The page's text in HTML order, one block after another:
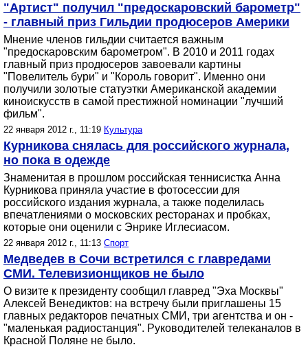
"Артист" получил "предоскаровский барометр"
- главный приз Гильдии продюсеров Америки
Мнение членов гильдии считается важным
"предоскаровским барометром". В 2010 и 2011 годах
главный приз продюсеров завоевали картины
"Повелитель бури" и "Король говорит". Именно они
получили золотые статуэтки Американской академии
киноискусств в самой престижной номинации "лучший
фильм".
22 января 2012 г., 11:19 Культура
Курникова снялась для российского журнала,
но пока в одежде
Знаменитая в прошлом российская теннисистка Анна
Курникова приняла участие в фотосессии для
российского издания журнала, а также поделилась
впечатлениями о московских ресторанах и пробках,
которые они оценили с Энрике Иглесиасом.
22 января 2012 г., 11:13 Спорт
Медведев в Сочи встретился с главредами
СМИ. Телевизионщиков не было
О визите к президенту сообщил главред "Эха Москвы"
Алексей Венедиктов: на встречу были приглашены 15
главных редакторов печатных СМИ, три агентства и он -
"маленькая радиостанция". Руководителей телеканалов в
Красной Поляне не было.